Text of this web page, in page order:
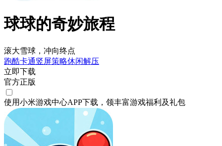
球球的奇妙旅程
滚大雪球，冲向终点
跑酷卡通竖屏策略休闲解压
立即下载
官方正版
使用小米游戏中心APP下载 ，领丰富游戏福利 及礼包